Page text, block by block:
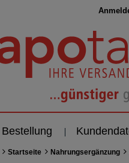
Bestellung
Startseite Nahrungsergänzung